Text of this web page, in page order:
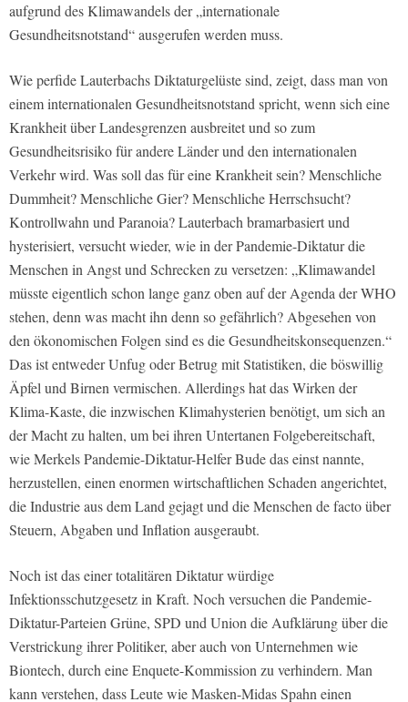
aufgrund des Klimawandels der „internationale
Gesundheitsnotstand“ ausgerufen werden muss.
Wie perfide Lauterbachs Diktaturgelüste sind, zeigt, dass man von
einem internationalen Gesundheitsnotstand spricht, wenn sich eine
Krankheit über Landesgrenzen ausbreitet und so zum
Gesundheitsrisiko für andere Länder und den internationalen
Verkehr wird. Was soll das für eine Krankheit sein? Menschliche
Dummheit? Menschliche Gier? Menschliche Herrschsucht?
Kontrollwahn und Paranoia? Lauterbach bramarbasiert und
hysterisiert, versucht wieder, wie in der Pandemie-Diktatur die
Menschen in Angst und Schrecken zu versetzen: „Klimawandel
müsste eigentlich schon lange ganz oben auf der Agenda der WHO
stehen, denn was macht ihn denn so gefährlich? Abgesehen von
den ökonomischen Folgen sind es die Gesundheitskonsequenzen.“
Das ist entweder Unfug oder Betrug mit Statistiken, die böswillig
Äpfel und Birnen vermischen. Allerdings hat das Wirken der
Klima-Kaste, die inzwischen Klimahysterien benötigt, um sich an
der Macht zu halten, um bei ihren Untertanen Folgebereitschaft,
wie Merkels Pandemie-Diktatur-Helfer Bude das einst nannte,
herzustellen, einen enormen wirtschaftlichen Schaden angerichtet,
die Industrie aus dem Land gejagt und die Menschen de facto über
Steuern, Abgaben und Inflation ausgeraubt.
Noch ist das einer totalitären Diktatur würdige
Infektionsschutzgesetz in Kraft. Noch versuchen die Pandemie-
Diktatur-Parteien Grüne, SPD und Union die Aufklärung über die
Verstrickung ihrer Politiker, aber auch von Unternehmen wie
Biontech, durch eine Enquete-Kommission zu verhindern. Man
kann verstehen, dass Leute wie Masken-Midas Spahn einen